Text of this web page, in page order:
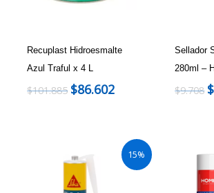
Recuplast Hidroesmalte
Azul Traful x 4 L
$101.885 $86.602
Sellador
280ml –
$9.708 $
15%